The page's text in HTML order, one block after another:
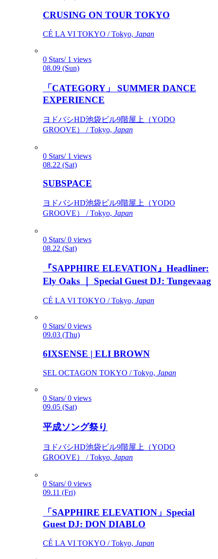
CRUSING ON TOUR TOKYO
CÉ LA VI TOKYO / Tokyo, Japan
0 Stars/ 1 views
08.09 (Sun)
「CATEGORY」 SUMMER DANCE
EXPERIENCE
ヨドバシHD池袋ビル9階屋上（YODO
GROOVE） / Tokyo, Japan
0 Stars/ 1 views
08.22 (Sat)
SUBSPACE
ヨドバシHD池袋ビル9階屋上（YODO
GROOVE） / Tokyo, Japan
0 Stars/ 0 views
08.22 (Sat)
『SAPPHIRE ELEVATION』Headliner:
Ely Oaks ｜ Special Guest DJ: Tungevaag
CÉ LA VI TOKYO / Tokyo, Japan
0 Stars/ 0 views
09.03 (Thu)
6IXSENSE | ELI BROWN
SEL OCTAGON TOKYO / Tokyo, Japan
0 Stars/ 0 views
09.05 (Sat)
平成ソング祭り
ヨドバシHD池袋ビル9階屋上（YODO
GROOVE） / Tokyo, Japan
0 Stars/ 0 views
09.11 (Fri)
「SAPPHIRE ELEVATION」Special
Guest DJ: DON DIABLO
CÉ LA VI TOKYO / Tokyo, Japan